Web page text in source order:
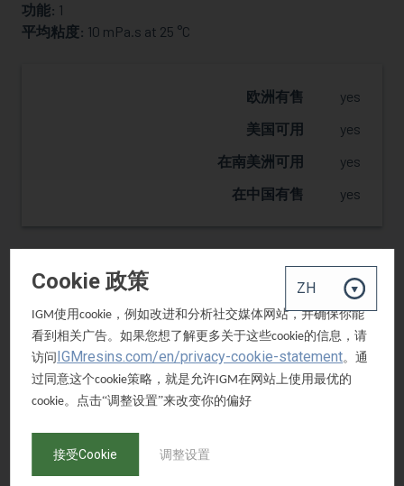
功能: 1
平均粘度: 10 mPa.s at 25 °C
欧洲有售
yes
美国可用
yes
在南美洲可用
yes
在中国有售
yes
反应
2
硬度
1
柔性
2
黄
2
Cookie 政策
IGM使用cookie ，例如改进和分析社交媒体网站，并确保你能
看到相关广告。如果您想了解更多关于这些cookie的信息，请
访问IGMresins.com/en/privacy-cookie-statement。通
过同意这个cookie策略，就是允许IGM在网站上使用最优的
cookie。点击“调整设置”来改变你的偏好
接受Cookie 调整设置